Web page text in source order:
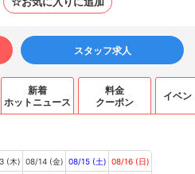
スタッフ求人
新着
ホットニュース
料金
クーポン
イベン
(木) 08/14 (金) 08/15 (土) 08/16 (日)